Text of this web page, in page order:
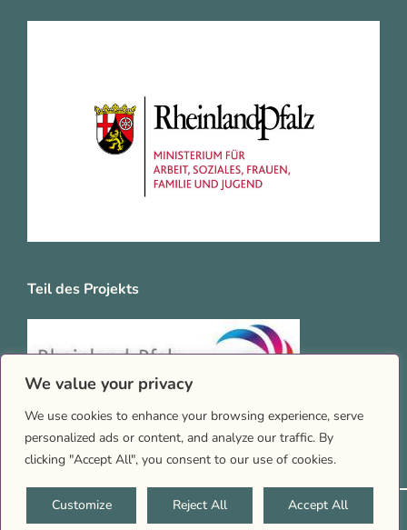
We value your privacy
We use cookies to enhance your browsing experience, serve
personalized ads or content, and analyze our traffic. By
clicking "Accept All", you consent to our use of cookies.
Customize Reject All Accept All
Teil des Projekts
2026 © Queernet RLP |Impressum Datenschutz